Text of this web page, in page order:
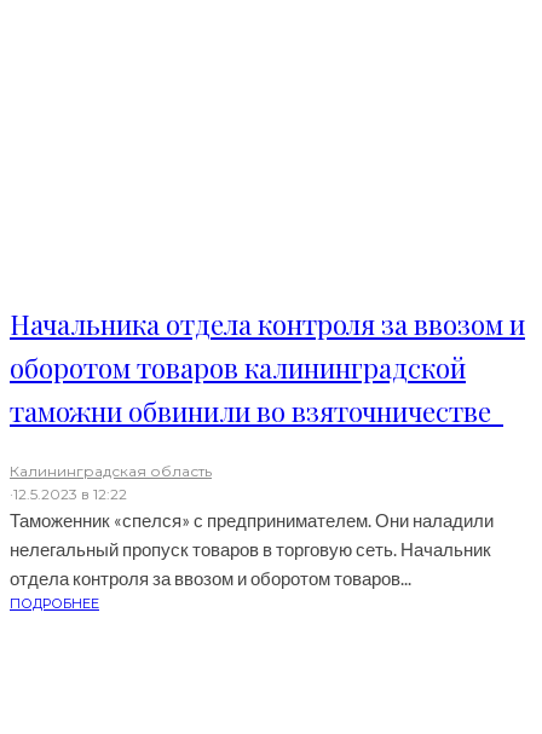
Начальника отдела контроля за ввозом и
оборотом товаров калининградской
таможни обвинили во взяточничестве
Калининградская область
·12.5.2023 в 12:22
Таможенник «спелся» с предпринимателем. Они наладили
нелегальный пропуск товаров в торговую сеть. Начальник
отдела контроля за ввозом и оборотом товаров...
ПОДРОБНЕЕ